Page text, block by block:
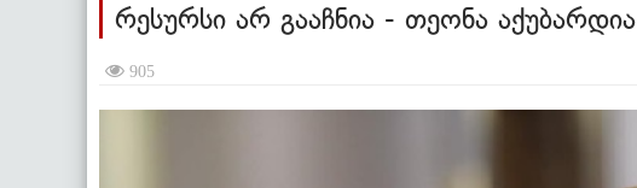
რესურსი არ გააჩნია - თეონა აქუბარდია
905